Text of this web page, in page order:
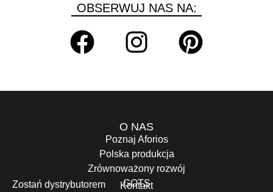
OBSERWUJ NAS NA:
O NAS
Poznaj Aforios
Polska produkcja
Zrównoważony rozwój
GOTS
Zostań dystrybutorem Kontakt